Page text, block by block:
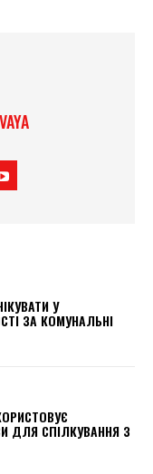
У
ЗА КОМУНАЛЬНІ
ДЛЯ СПІЛКУВАННЯ З